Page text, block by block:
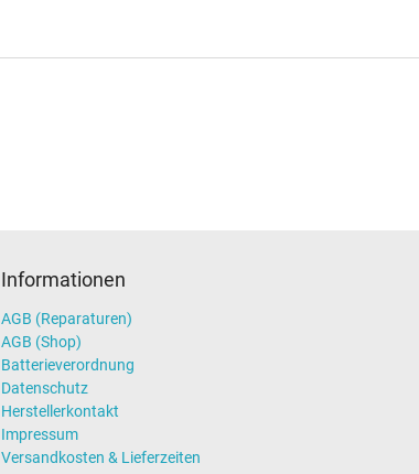
Informationen
AGB (Reparaturen)
AGB (Shop)
Batterieverordnung
Datenschutz
Herstellerkontakt
Impressum
Versandkosten & Lieferzeiten